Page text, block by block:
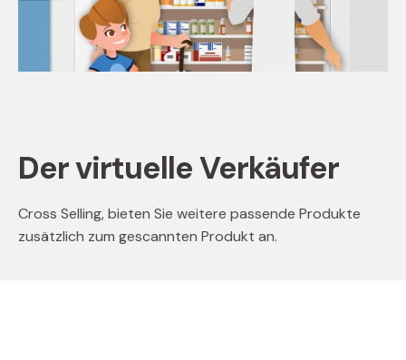
Der virtuelle Verkäufer
Cross Selling, bieten Sie weitere passende Produkte
zusätzlich zum gescannten Produkt an.